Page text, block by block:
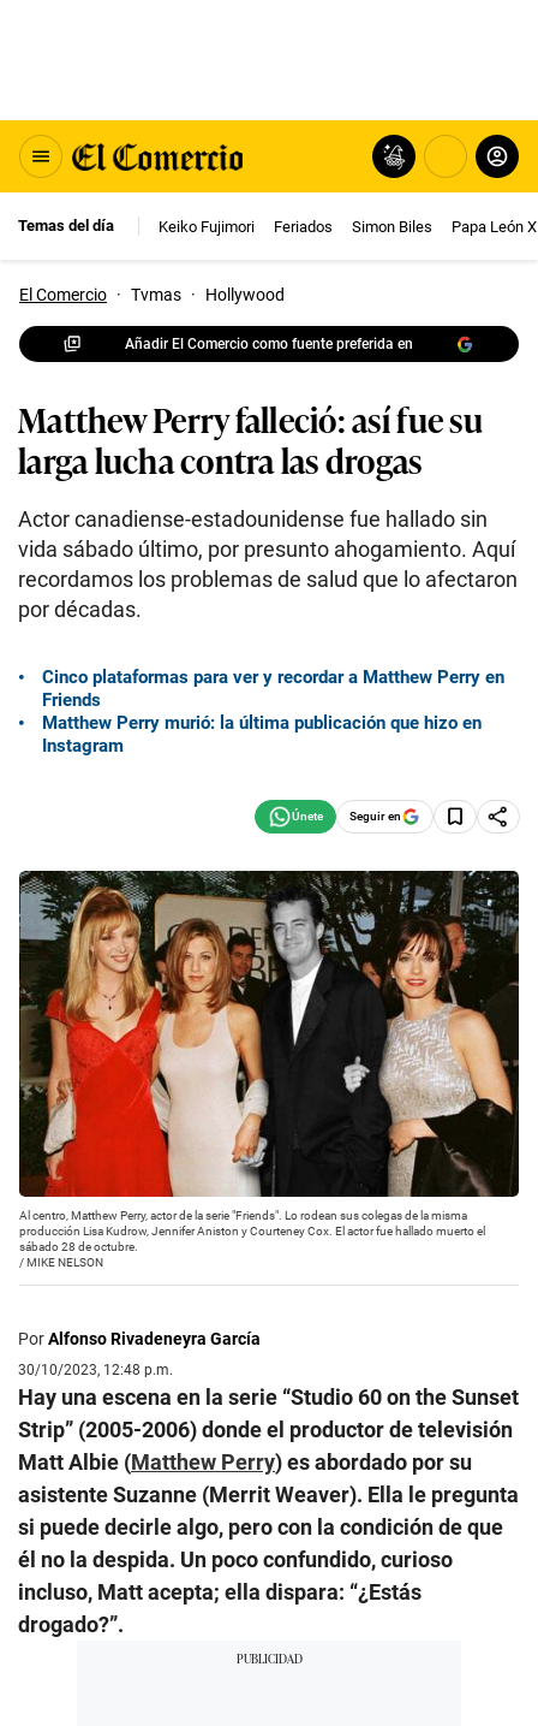
Temas del día Keiko Fujimori Feriados Simon Biles Papa León
El Comercio · Tvmas · Hollywood
Añadir El Comercio como fuente preferida en
Matthew Perry falleció: así fue su
larga lucha contra las drogas
Actor canadiense-estadounidense fue hallado sin
vida sábado último, por presunto ahogamiento. Aquí
recordamos los problemas de salud que lo afectaron
por décadas.
Cinco plataformas para ver y recordar a Matthew Perry en
Friends
Matthew Perry murió: la última publicación que hizo en
Instagram
Seguir en
Al centro, Matthew Perry, actor de la serie "Friends". Lo rodean sus colegas de la misma
producción Lisa Kudrow, Jennifer Aniston y Courteney Cox. El actor fue hallado muerto el
sábado 28 de octubre.
/MIKE NELSON
PorAlfonso Rivadeneyra García
30/10/2023, 12:48 p.m.
Hay una escena en la serie “Studio 60 on the Sunset
Strip” (2005-2006) donde el productor de televisión
Matt Albie (Matthew Perry) es abordado por su
asistente Suzanne (Merrit Weaver). Ella le pregunta
si puede decirle algo, pero con la condición de que
él no la despida. Un poco confundido, curioso
incluso, Matt acepta; ella dispara: “¿Estás
drogado?”.